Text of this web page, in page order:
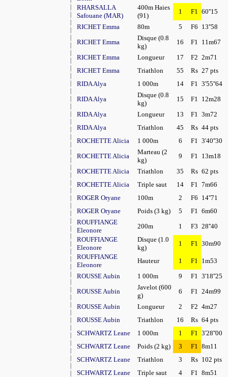
RHARSALLA
Safouane (MAR)
400m Haies
(91)
1 F1 60''15
RICHET Emma
80m 5 F6 13''58
RICHET Emma
Disque (0.8
kg)
16 F1 11m67
RICHET Emma
Longueur 17 F2 2m71
RICHET Emma
Triathlon 55 Rs 27 pts
RIDA Alya
1 000m 14 F1 3'55''64
RIDA Alya
Disque (0.8
kg)
15 F1 12m28
RIDA Alya
Longueur 13 F1 3m72
RIDA Alya
Triathlon 45 Rs 44 pts
ROCHETTE Alicia
1 000m 6 F1 3'40''30
ROCHETTE Alicia
Marteau (2
kg)
9 F1 13m18
ROCHETTE Alicia
Triathlon 35 Rs 62 pts
ROCHETTE Alicia
Triple saut 14 F1 7m66
ROGER Oryane
100m 2 F6 14''71
ROGER Oryane
Poids (3 kg) 5 F1 6m60
ROUFFIANGE
Eleonore
200m 1 F3 28''40
ROUFFIANGE
Eleonore
Disque (1.0
kg)
1 F1 30m90
ROUFFIANGE
Eleonore
Hauteur 1 F1 1m53
ROUSSE Aubin
1 000m 9 F1 3'18''25
ROUSSE Aubin
Javelot (600
g)
6 F1 24m99
ROUSSE Aubin
Longueur 2 F2 4m27
ROUSSE Aubin
Triathlon 16 Rs 64 pts
SCHWARTZ Leane
1 000m 1 F1 3'28''00
SCHWARTZ Leane
Poids (2 kg) 3 F1 8m11
SCHWARTZ Leane
Triathlon 3 Rs 102 pts
SCHWARTZ Leane
Triple saut 4 F1 8m51